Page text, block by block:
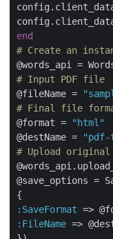
end
# Create an
# Input PDF file
@fileName =
# Final file
@format = "html"
@destName =
# Upload
@save_options =
:SaveFormat
:FileName =>